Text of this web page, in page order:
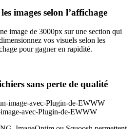
images selon l’affichage
image de 3000px sur une section qui
vos visuels selon les
pour gagner en rapidité.
sans perte de qualité
avec-Plugin-de-EWWW